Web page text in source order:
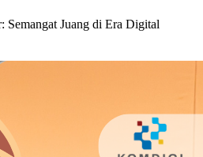
Semangat Juang di Era Digital